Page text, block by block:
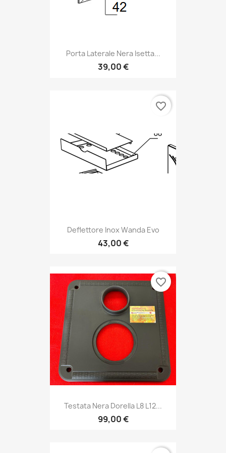
Porta Laterale Nera Isetta...
39,00 €
Deflettore Inox Wanda Evo
43,00 €
favorite_border
Testata Nera Dorella L8 L12...
99,00 €
favorite_border